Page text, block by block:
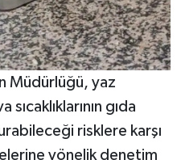
Müdürlüğü, yaz
gıda
risklere karşı
yönelik denetim